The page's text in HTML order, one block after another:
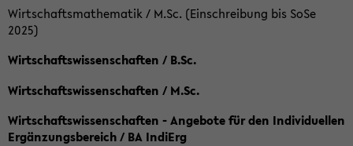
Wirtschaftsmathematik / M.Sc. (Einschreibung bis SoSe
2025)
Wirtschaftswissenschaften / B.Sc.
Wirtschaftswissenschaften / M.Sc.
Wirtschaftswissenschaften - Angebote für den Individuellen
Ergänzungsbereich / BA IndiErg